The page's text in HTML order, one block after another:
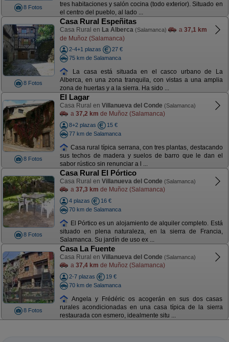
8 Fotos
tres habitaciones y salón cocina (todo exterior). Situado en
el centro del pueblo, al lado ...
8 Fotos
Casa Rural Espeñitas
Casa Rural en La Alberca (Salamanca) a 37,1 km
de Muñoz (Salamanca)
2-4+1 plazas
27 €
75 km de Salamanca
La casa está situada en el casco urbano de La
Alberca, en una zona tranquila, con vistas a una amplia
zona de huertas y a la sierra. Ha sido ...
8 Fotos
El Lagar
Casa Rural en Villanueva del Conde (Salamanca)
a 37,2 km de Muñoz (Salamanca)
8+2 plazas
15 €
77 km de Salamanca
Casa rural típica serrana, con tres plantas, destacando
sus techos de madera y suelos de barro que le dan el
sabor rústico sin renunciar a l ...
8 Fotos
Casa Rural El Pórtico
Casa Rural en Villanueva del Conde (Salamanca)
a 37,3 km de Muñoz (Salamanca)
4 plazas
16 €
70 km de Salamanca
El Pórtico es un alojamiento de alquiler completo. Está
situado en plena naturaleza, en la sierra de Francia,
Salamanca. Su jardín de uso ex ...
8 Fotos
Casa La Fuente
Casa Rural en Villanueva del Conde (Salamanca)
a 37,4 km de Muñoz (Salamanca)
2-7 plazas
19 €
70 km de Salamanca
Angela y Frédéric os acogerán en sus dos casas
rurales acondicionadas en una casa típica de la sierra
restaurada con esmero, idealmente situ ...